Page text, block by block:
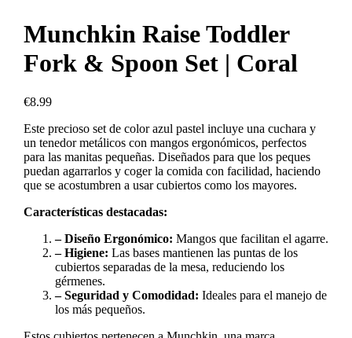
Munchkin Raise Toddler
Fork & Spoon Set | Coral
€8.99
Este precioso set de color azul pastel incluye una cuchara y
un tenedor metálicos con mangos ergonómicos, perfectos
para las manitas pequeñas. Diseñados para que los peques
puedan agarrarlos y coger la comida con facilidad, haciendo
que se acostumbren a usar cubiertos como los mayores.
Características destacadas:
– Diseño Ergonómico: Mangos que facilitan el agarre.
– Higiene: Las bases mantienen las puntas de los
cubiertos separadas de la mesa, reduciendo los
gérmenes.
– Seguridad y Comodidad: Ideales para el manejo de
los más pequeños.